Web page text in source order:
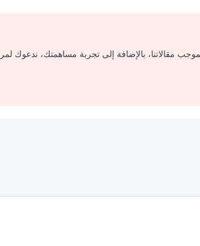
مقالاتنا، بالإضافة إلى تجربة مساهمتك، ندعوك